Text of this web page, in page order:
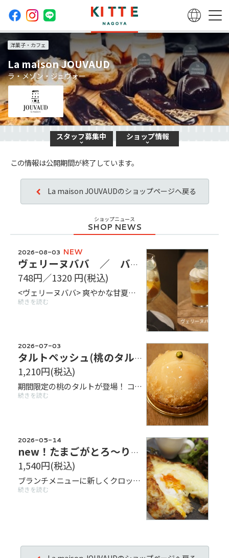
洋菓子・カフェ
La maison JOUVAUD
ラ・メゾン・ジュヴォー
スタッフ募集中 ショップ情報
この情報は公開期間が終了しています。
La maison JOUVAUDのショップページへ戻る
ショップニュース
2026-08-03 NEW
ヴェリーヌババ ／ ババグラス
748円／1320 円(税込)
<ヴェリーヌババ> 爽やかな甘夏とオーク樽で長期熟成された芳醇な香りのディロントレヴューラムを使用♪ <グラスババ> 暑い夏こそ冷たいグラスババ♪ シロップにしみ込ませたサバラン生地にとろける生クリームをぜひ店内でご賞味ください！ ※お選びいただけます※ 濃厚マンゴーソルべ or バニラアイス ラム酒 or オレンジジュース
続きを読む
2026-07-03
タルトペッシュ(桃のタルト)
1,210円(税込)
期間限定の桃のタルトが登場！ コンポートした桃の下にはクリームが入っていて食べ応え十分 ぜひ上品な甘さの桃をご賞味ください🍑
続きを読む
2026-05-14
new！たまごがとろ〜り クロックマダム
1,540円(税込)
ブランチメニューに新しくクロックマダムが登場です。 ナイフで割るととろーり卵が溢れてきてたまらない！ ホワイトソースと絡めてご賞味ください♪
続きを読む